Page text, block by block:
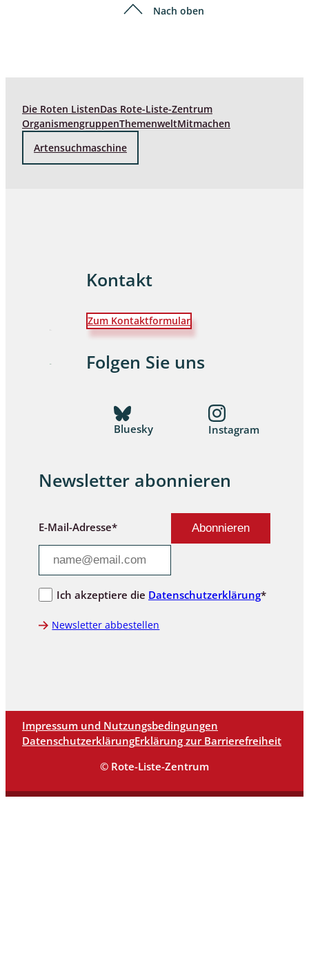
Nach oben
Die Roten ListenDas Rote-Liste-Zentrum
OrganismengruppenThemenweltMitmachen
Artensuchmaschine
Kontakt
Zum Kontaktformular
Folgen Sie uns
Bluesky Instagram
Newsletter abonnieren
E-Mail-Adresse*
Ich akzeptiere die Datenschutzerklärung*
Newsletter abbestellen
Impressum und Nutzungsbedingungen
DatenschutzerklärungErklärung zur Barrierefreiheit
© Rote-Liste-Zentrum